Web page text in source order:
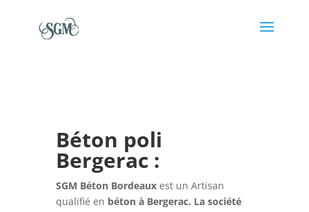
Béton poli
Bergerac :
SGM Béton Bordeaux est un Artisan
qualifié en béton à Bergerac. La société